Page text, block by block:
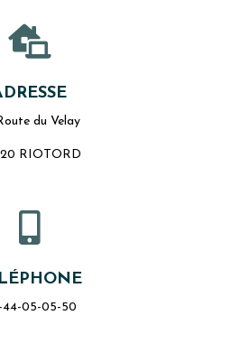

du Velay
RIOTORD

44-05-05-50